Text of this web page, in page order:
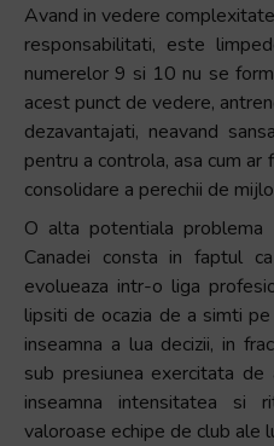
Avand in vedere
responsabilitati, este
numerelor 9 si 10 nu se
acest punct de vedere,
dezavantajati, neavand
pentru a controla, asa cum
consolidare a perechii de
O alta potentiala problema
Canadei consta in faptul
evolueaza intr-o liga
lipsiti de ocazia de a simti
inseamna a lua decizii, in
sub presiunea exercitata
inseamna intensitatea si
valoroase echipe de club ale